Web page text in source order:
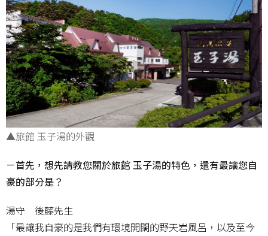
▲旅館 玉子湯的外觀
－首先，想先請教您關於旅館 玉子湯的特色，還有最讓您自
豪的部分是？
湯守 後藤先生
「最讓我自豪的是我們有環境開闊的野天岩風呂，以及至今